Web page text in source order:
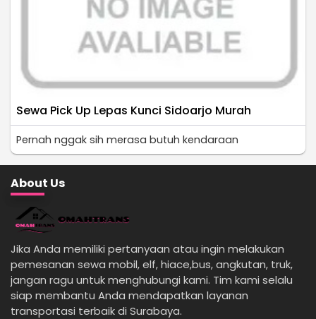
Sewa Pick Up Lepas Kunci Sidoarjo Murah
Pernah nggak sih merasa butuh kendaraan
About Us
Jika Anda memiliki pertanyaan atau ingin melakukan
pemesanan sewa mobil, elf, hiace,bus, angkutan, truk,
jangan ragu untuk menghubungi kami. Tim kami selalu
siap membantu Anda mendapatkan layanan
transportasi terbaik di Surabaya.